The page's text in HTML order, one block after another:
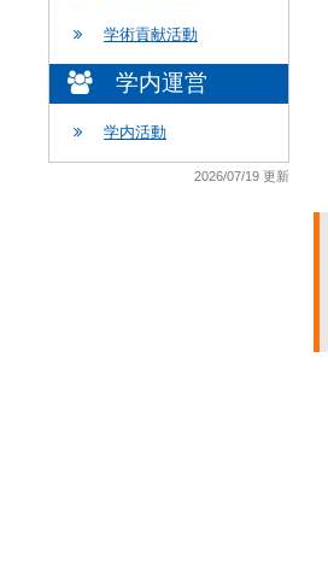
学術貢献活動
学内運営
学内活動
2026/07/19 更新